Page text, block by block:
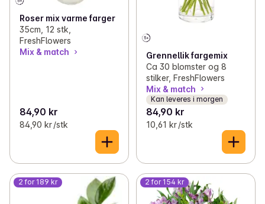
Roser mix varme farger
35cm, 12 stk,
FreshFlowers
Mix & match
84,90 kr
84,90 kr /stk
Grennellik fargemix
Ca 30 blomster og 8
stilker, FreshFlowers
Mix & match
Kan leveres i morgen
84,90 kr
10,61 kr /stk
2 for 189 kr 2 for 154 kr